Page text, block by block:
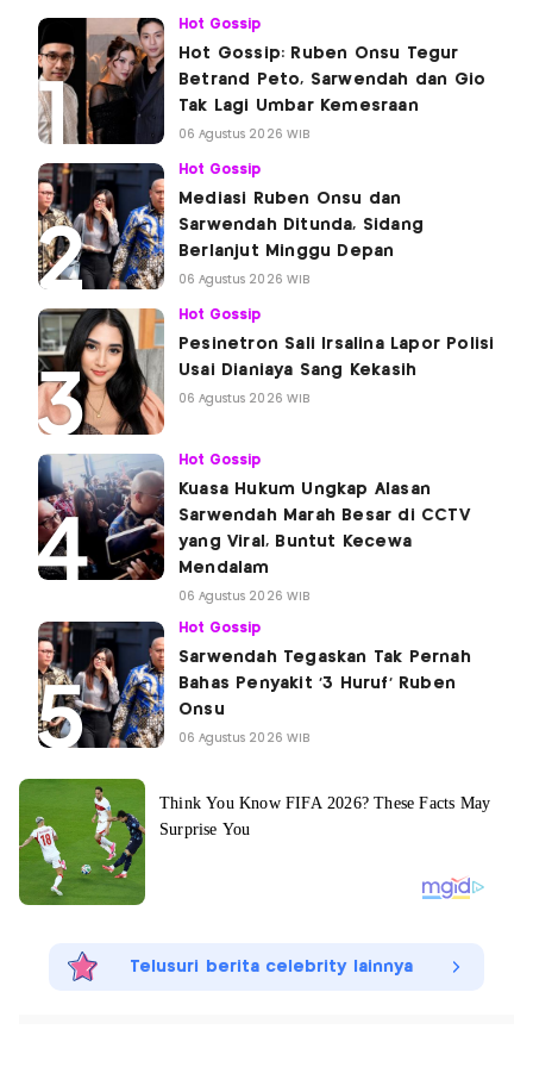
Hot Gossip
Hot Gossip: Ruben Onsu Tegur
Betrand Peto, Sarwendah dan Gio
Tak Lagi Umbar Kemesraan
06 Agustus 2026 WIB
Hot Gossip
Mediasi Ruben Onsu dan
Sarwendah Ditunda, Sidang
Berlanjut Minggu Depan
06 Agustus 2026 WIB
Hot Gossip
Pesinetron Sali Irsalina Lapor Polisi
Usai Dianiaya Sang Kekasih
06 Agustus 2026 WIB
Hot Gossip
Kuasa Hukum Ungkap Alasan
Sarwendah Marah Besar di CCTV
yang Viral, Buntut Kecewa
Mendalam
06 Agustus 2026 WIB
Hot Gossip
Sarwendah Tegaskan Tak Pernah
Bahas Penyakit '3 Huruf' Ruben
Onsu
06 Agustus 2026 WIB
Telusuri berita celebrity lainnya